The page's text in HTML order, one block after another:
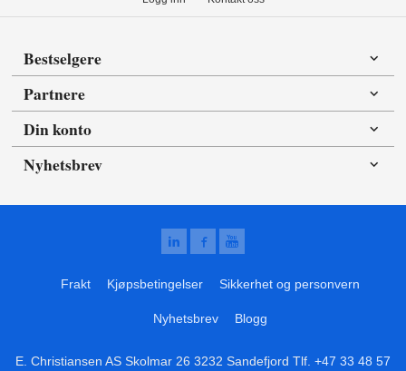
Bestselgere
Partnere
Din konto
Nyhetsbrev
Frakt Kjøpsbetingelser Sikkerhet og personvern
Nyhetsbrev Blogg
E. Christiansen AS Skolmar 26 3232 Sandefjord Tlf. +47 33 48 57